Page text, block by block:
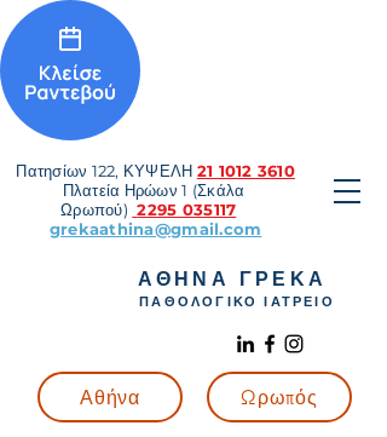
ΑΘΗΝΑ ΓΡΕΚΑ
ΠΑΘΟΛΟΓΙΚΟ ΙΑΤΡΕΙΟ
Πατησίων 122, ΚΥΨΕΛΗ 21 1012 3610
Πλατεία Ηρώων 1 (Σκάλα
Ωρωπού) 2295 035117
grekaathina@gmail.com
Αθήνα Ωρωπός